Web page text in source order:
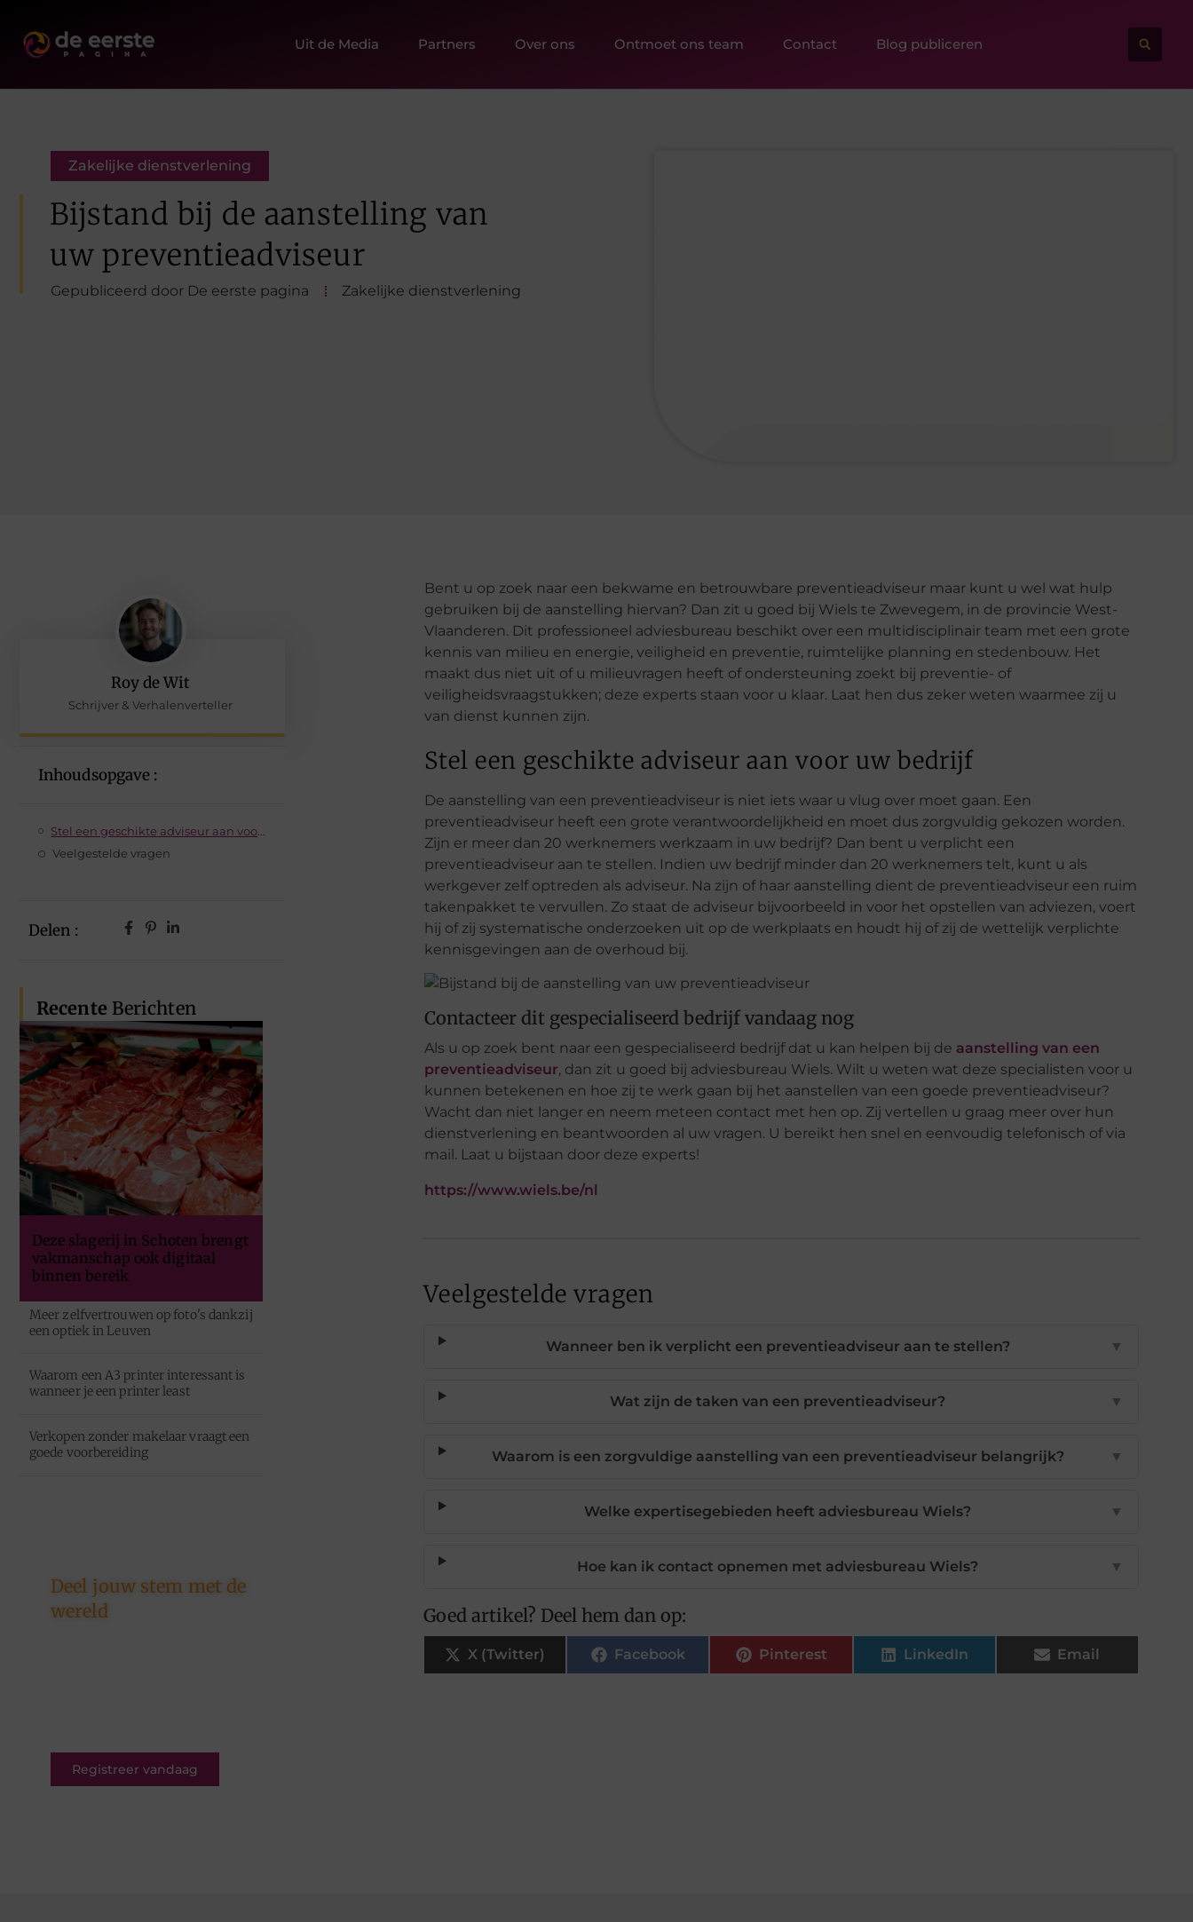
Uit de Media Partners Over ons Ontmoet ons team Contact Blog publiceren
Zakelijke dienstverlening
Bijstand bij de aanstelling van
uw preventieadviseur
Gepubliceerd door De eerste pagina Zakelijke dienstverlening
Roy de Wit
Schrijver & Verhalenverteller
Inhoudsopgave :
Veelgestelde vragen
Delen :
Recente Berichten
Deze slagerij in Schoten brengt
vakmanschap ook digitaal
binnen bereik
Meer zelfvertrouwen op foto's dankzij
een optiek in Leuven
Waarom een A3 printer interessant is
wanneer je een printer least
Verkopen zonder makelaar vraagt een
goede voorbereiding
Deel jouw stem met de
wereld
Registreer vandaag
Bent u op zoek naar een bekwame en betrouwbare preventieadviseur maar kunt u wel wat hulp
gebruiken bij de aanstelling hiervan? Dan zit u goed bij Wiels te Zwevegem, in de provincie West-
Vlaanderen. Dit professioneel adviesbureau beschikt over een multidisciplinair team met een grote
kennis van milieu en energie, veiligheid en preventie, ruimtelijke planning en stedenbouw. Het
maakt dus niet uit of u milieuvragen heeft of ondersteuning zoekt bij preventie- of
veiligheidsvraagstukken; deze experts staan voor u klaar. Laat hen dus zeker weten waarmee zij u
van dienst kunnen zijn.
Stel een geschikte adviseur aan voor uw bedrijf
De aanstelling van een preventieadviseur is niet iets waar u vlug over moet gaan. Een
preventieadviseur heeft een grote verantwoordelijkheid en moet dus zorgvuldig gekozen worden.
Zijn er meer dan 20 werknemers werkzaam in uw bedrijf? Dan bent u verplicht een
preventieadviseur aan te stellen. Indien uw bedrijf minder dan 20 werknemers telt, kunt u als
werkgever zelf optreden als adviseur. Na zijn of haar aanstelling dient de preventieadviseur een ruim
takenpakket te vervullen. Zo staat de adviseur bijvoorbeeld in voor het opstellen van adviezen, voert
hij of zij systematische onderzoeken uit op de werkplaats en houdt hij of zij de wettelijk verplichte
kennisgevingen aan de overhoud bij.
Contacteer dit gespecialiseerd bedrijf vandaag nog
Als u op zoek bent naar een gespecialiseerd bedrijf dat u kan helpen bij de aanstelling van een
preventieadviseur, dan zit u goed bij adviesbureau Wiels. Wilt u weten wat deze specialisten voor u
kunnen betekenen en hoe zij te werk gaan bij het aanstellen van een goede preventieadviseur?
Wacht dan niet langer en neem meteen contact met hen op. Zij vertellen u graag meer over hun
dienstverlening en beantwoorden al uw vragen. U bereikt hen snel en eenvoudig telefonisch of via
mail. Laat u bijstaan door deze experts!
https://www.wiels.be/nl
Veelgestelde vragen
Wanneer ben ik verplicht een preventieadviseur aan te stellen? ▼
Wat zijn de taken van een preventieadviseur? ▼
Waarom is een zorgvuldige aanstelling van een preventieadviseur belangrijk? ▼
Welke expertisegebieden heeft adviesbureau Wiels? ▼
Hoe kan ik contact opnemen met adviesbureau Wiels? ▼
Goed artikel? Deel hem dan op:
X (Twitter) Facebook Pinterest LinkedIn Email